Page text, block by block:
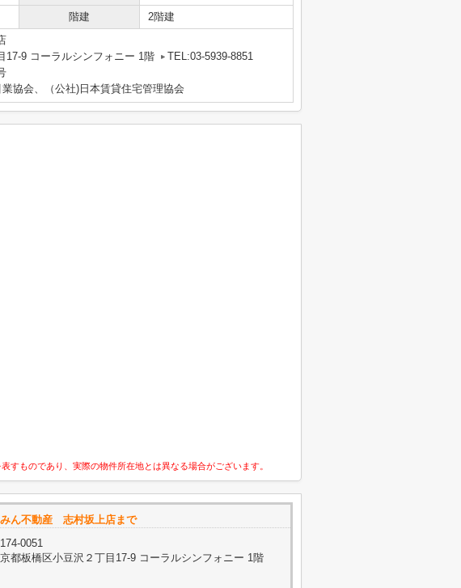
階建 2階建
17-9 コーラルシンフォニー 1階
TEL:03-5939-8851
協会、（公社)日本賃貸住宅管理協会
ものであり、実際の物件所在地とは異なる場合がございます。
みん不動産 志村坂上店まで
0051
都板橋区小豆沢２丁目17-9 コーラルシンフォニー 1階